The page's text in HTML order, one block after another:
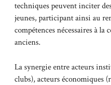
techniques peuvent inciter
jeunes, participant ainsi au
compétences nécessaires à la
anciens.
La synergie entre acteurs
clubs), acteurs économiques